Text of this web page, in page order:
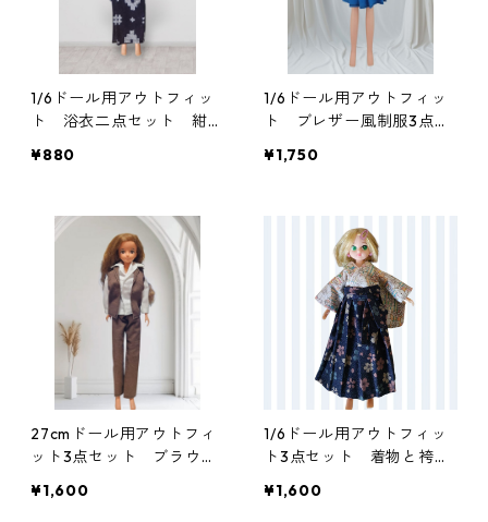
1/6ドール用アウトフィッ
ト 浴衣二点セット 紺色
り
¥880
1/6ドール用アウトフィッ
ト ブレザー風制服3点セ
一部難あり
¥1,750
27cmドール用アウトフィ
ット3点セット ブラウン
ーデ ベスト・シャツ・パ
¥1,600
1/6ドール用アウトフィッ
ト3点セット 着物と袴
¥1,600